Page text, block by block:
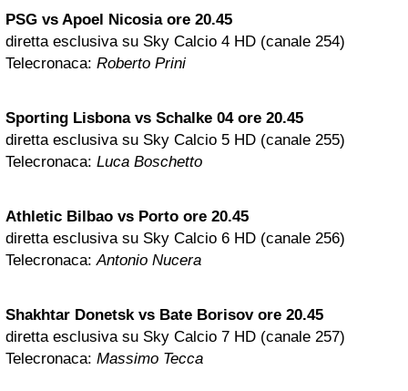
PSG vs Apoel Nicosiaore 20.45
diretta esclusiva su Sky Calcio 4 HD (canale 254)
Telecronaca: Roberto Prini
Sporting Lisbonavs Schalke 04 ore 20.45
diretta esclusiva su Sky Calcio 5 HD (canale 255)
Telecronaca: Luca Boschetto
Athletic Bilbao vs Porto ore 20.45
diretta esclusiva su Sky Calcio 6 HD (canale 256)
Telecronaca:Antonio Nucera
Shakhtar Donetsk vs Bate Borisov ore 20.45
diretta esclusiva su Sky Calcio 7 HD (canale 257)
Telecronaca: Massimo Tecca